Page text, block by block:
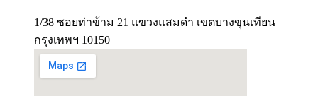
1/38 ซอยท่าข้าม 21 แขวงแสมดำ เขตบางขุนเทียน
กรุงเทพฯ 10150